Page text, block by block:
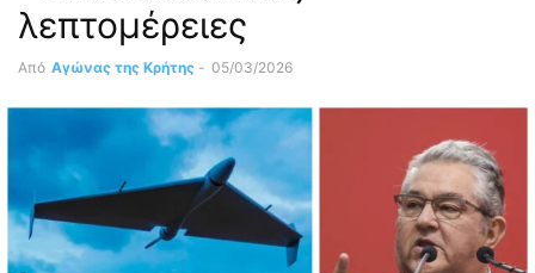
λεπτομέρειες
Από Αγώνας της Κρήτης - 05/03/2026